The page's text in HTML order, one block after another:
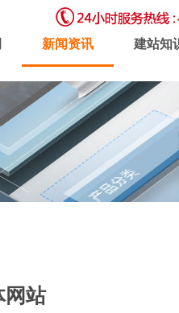
新闻资讯 建站知
虚拟主机 企业邮局
网站